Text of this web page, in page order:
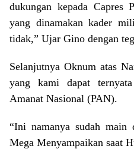
dukungan kepada Capres
yang dinamakan kader
tidak,” Ujar Gino dengan
Selanjutnya Oknum atas
yang kami dapat
Amanat Nasional (PAN).
“Ini namanya sudah main
Mega Menyampaikan saat